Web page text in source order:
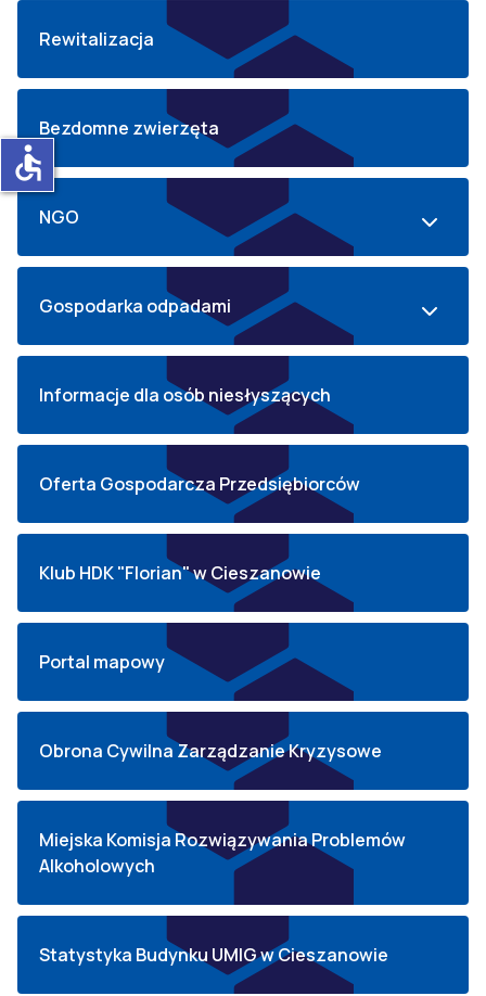
Rewitalizacja
Bezdomne zwierzęta
NGO
Gospodarka odpadami
Informacje dla osób niesłyszących
Oferta Gospodarcza Przedsiębiorców
Klub HDK "Florian" w Cieszanowie
Portal mapowy
Obrona Cywilna Zarządzanie Kryzysowe
Miejska Komisja Rozwiązywania Problemów
Alkoholowych
Statystyka Budynku UMIG w Cieszanowie
accessible